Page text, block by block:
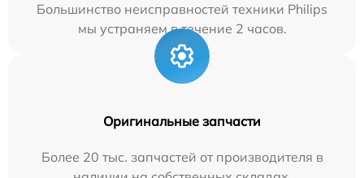
Большинство неисправностей техники Philips
мы устраняем в течение 2 часов.
Оригинальные запчасти
Более 20 тыс. запчастей от производителя в